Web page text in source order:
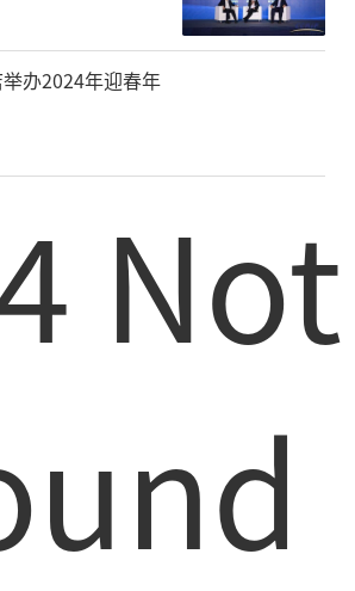
办2024年迎春年
Not